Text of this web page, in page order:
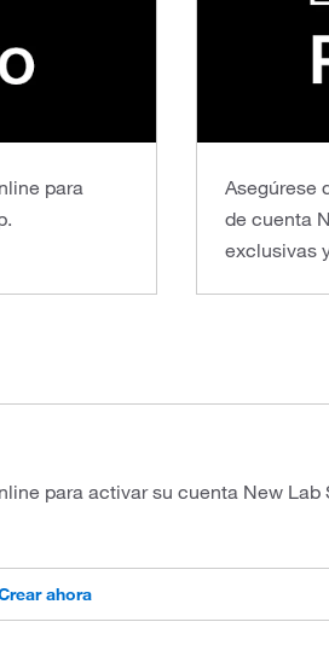
para
Asegúrese
de cuenta
exclusivas
para activar su cuenta New Lab
ahora